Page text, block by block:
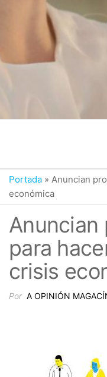
Portada » Anuncian
económica
Anuncian
para
crisis
Por A OPINIÓN